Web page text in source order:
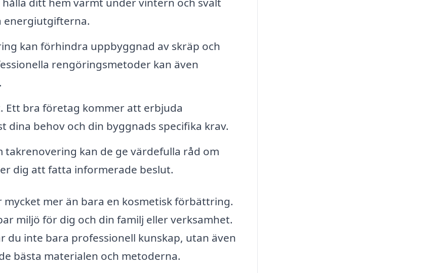
energiutgifterna.
kan förhindra uppbyggnad av skräp och
rengöringsmetoder kan även
Ett bra företag kommer att erbjuda
dina behov och din byggnads specifika krav.
takrenovering kan de ge värdefulla råd om
dig att fatta informerade beslut.
mer än bara en kosmetisk förbättring.
miljö för dig och din familj eller verksamhet.
inte bara professionell kunskap, utan även
bästa materialen och metoderna.